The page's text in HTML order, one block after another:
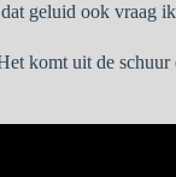
geluid ook vraag
komt uit de